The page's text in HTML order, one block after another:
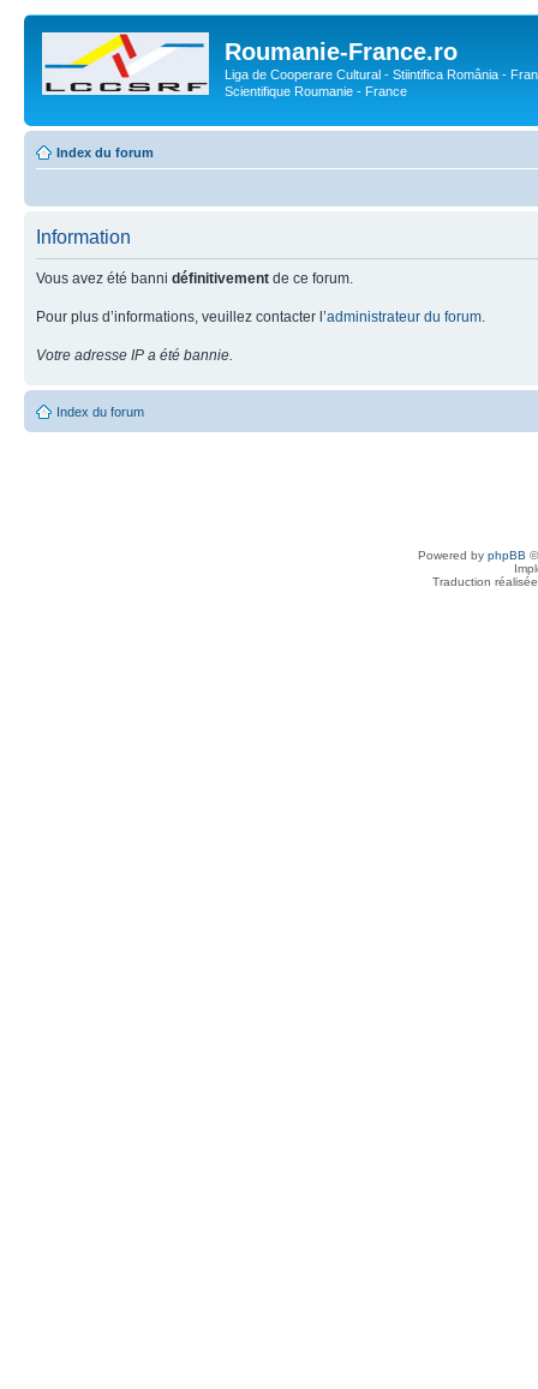
Roumanie-France.ro
Liga de Cooperare Cultural - Stiintifica România -
Scientifique Roumanie - France
Index du forum
Information
Vous avez été banni définitivement de ce forum.
Pour plus d’informations, veuillez contacter l’administrateur du forum
Votre adresse IP a été bannie.
Index du forum
Powered by phpBB
Traduction